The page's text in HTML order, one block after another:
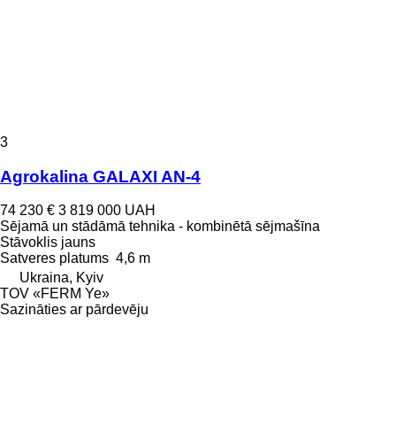
3
Agrokalina GALAXI AN-4
74 230 € 3 819 000 UAH
Sējamā un stādāmā tehnika - kombinētā sējmašīna
Stāvoklis jauns
Satveres platums 4,6 m
Ukraina, Kyiv
TOV «FERM Ye»
Sazināties ar pārdevēju